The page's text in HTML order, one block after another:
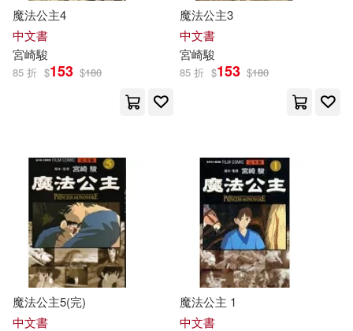
魔法公主4
中文書
宮崎駿
85 折 $153 $180
魔法公主3
中文書
宮崎駿
85 折 $153 $180
魔法公主5(完)
中文書
魔法公主 1
中文書